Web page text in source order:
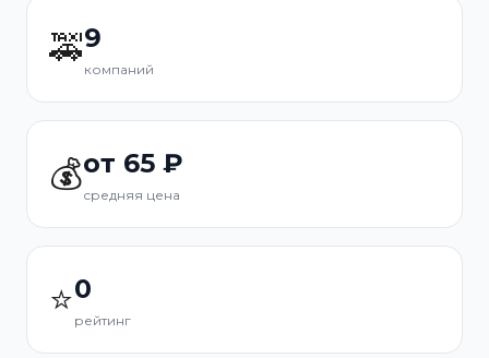
🚕9
компаний
💰от 65 ₽
средняя цена
⭐0
рейтинг